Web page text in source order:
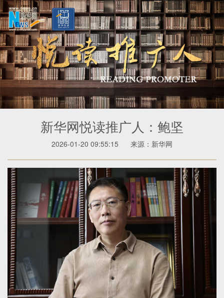
新华网悦读推广人：鲍坚
2026-01-20 09:55:15 来源：新华网